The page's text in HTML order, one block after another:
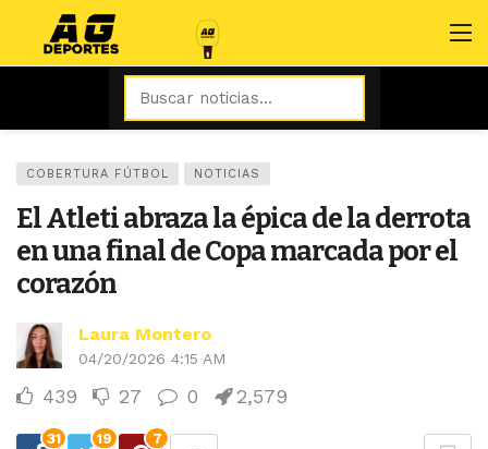
COBERTURA FÚTBOL NOTICIAS
El Atleti abraza la épica de la derrota
en una final de Copa marcada por el
corazón
Laura Montero
04/20/2026 4:15 AM
439 27 0 2,579
31 19 7